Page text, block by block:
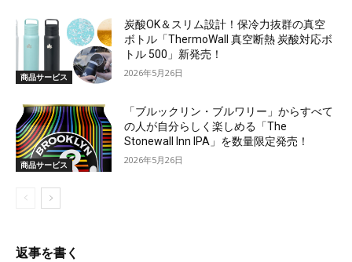
商品サービス
炭酸OK＆スリム設計！保冷力抜群の真空
ボトル「ThermoWall 真空断熱 炭酸対応ボ
トル 500」新発売！
2026年5月26日
商品サービス
「ブルックリン・ブルワリー」からすべて
の人が自分らしく楽しめる「The
Stonewall Inn IPA」を数量限定発売！
2026年5月26日
返事を書く